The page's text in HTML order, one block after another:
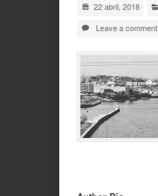
22 abril, 2018
Leave a comment